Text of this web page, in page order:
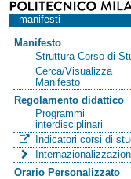
manifesti
Manifesto
Struttura Corso di
Cerca/Visualizza
Manifesto
Regolamento didattico
Programmi
interdisciplinari
Indicatori corsi di
Orario Personalizzato